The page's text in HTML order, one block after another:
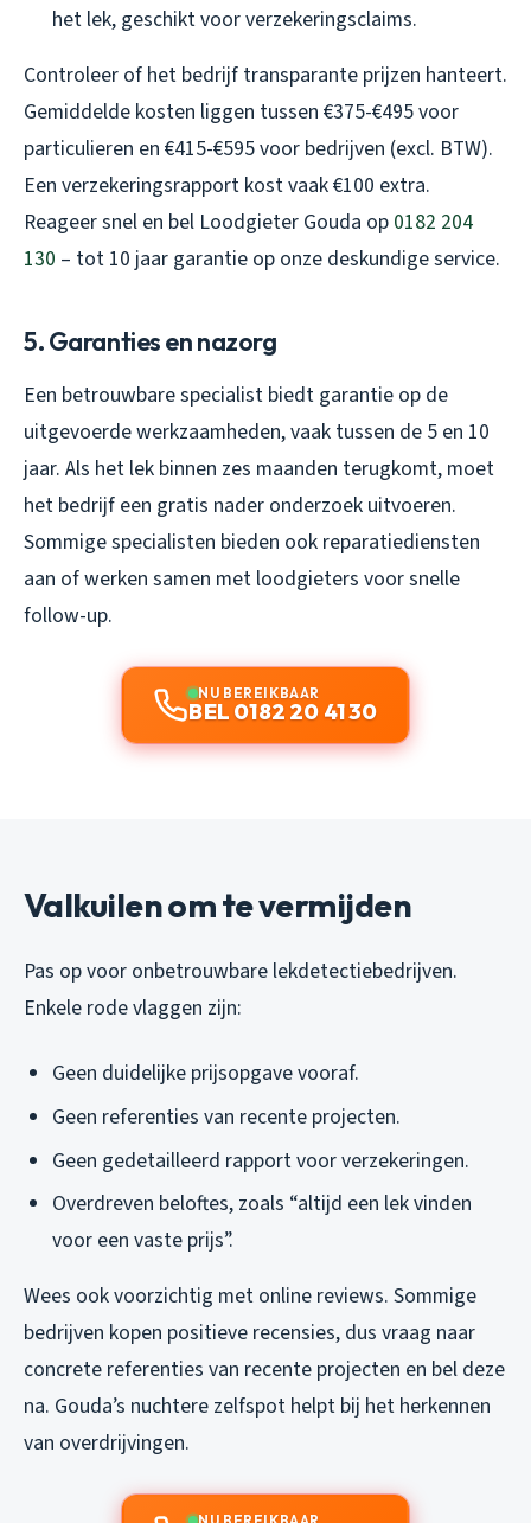
het lek, geschikt voor verzekeringsclaims.
Controleer of het bedrijf transparante prijzen hanteert.
Gemiddelde kosten liggen tussen €375-€495 voor
particulieren en €415-€595 voor bedrijven (excl. BTW).
Een verzekeringsrapport kost vaak €100 extra.
Reageer snel en bel Loodgieter Gouda op 0182 204
130 – tot 10 jaar garantie op onze deskundige service.
5. Garanties en nazorg
Een betrouwbare specialist biedt garantie op de
uitgevoerde werkzaamheden, vaak tussen de 5 en 10
jaar. Als het lek binnen zes maanden terugkomt, moet
het bedrijf een gratis nader onderzoek uitvoeren.
Sommige specialisten bieden ook reparatiediensten
aan of werken samen met loodgieters voor snelle
follow-up.
NU BEREIKBAAR
BEL 0182 20 41 30
Valkuilen om te vermijden
Pas op voor onbetrouwbare lekdetectiebedrijven.
Enkele rode vlaggen zijn:
Geen duidelijke prijsopgave vooraf.
Geen referenties van recente projecten.
Geen gedetailleerd rapport voor verzekeringen.
Overdreven beloftes, zoals “altijd een lek vinden
voor een vaste prijs”.
Wees ook voorzichtig met online reviews. Sommige
bedrijven kopen positieve recensies, dus vraag naar
concrete referenties van recente projecten en bel deze
na. Gouda’s nuchtere zelfspot helpt bij het herkennen
van overdrijvingen.